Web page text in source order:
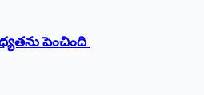
పెంచింది